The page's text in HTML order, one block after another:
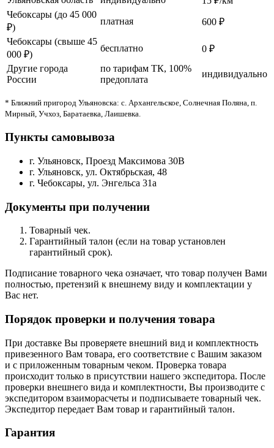
Чебоксары (до 45 000
₽)
платная
600 ₽
Чебоксары (свыше 45
000 ₽)
бесплатно
0 ₽
Другие города
России
по тарифам ТК, 100%
предоплата
индивидуально
* Ближний пригород Ульяновска: с. Архангельское, Солнечная Поляна, п.
Мирный, Учхоз, Баратаевка, Лаишевка.
Пункты самовывоза
г. Ульяновск, Проезд Максимова 30В
г. Ульяновск, ул. Октябрьская, 48
г. Чебоксары, ул. Энгельса 31а
Документы при получении
Товарный чек.
Гарантийный талон (если на товар установлен
гарантийный срок).
Подписание товарного чека означает, что товар получен Вами
полностью, претензий к внешнему виду и комплектации у
Вас нет.
Порядок проверки и получения товара
При доставке Вы проверяете внешний вид и комплектность
привезенного Вам товара, его соответствие с Вашим заказом
и с приложенным товарным чеком. Проверка товара
происходит только в присутствии нашего экспедитора. После
проверки внешнего вида и комплектности, Вы производите с
экспедитором взаиморасчеты и подписываете товарный чек.
Экспедитор передает Вам товар и гарантийный талон.
Гарантия